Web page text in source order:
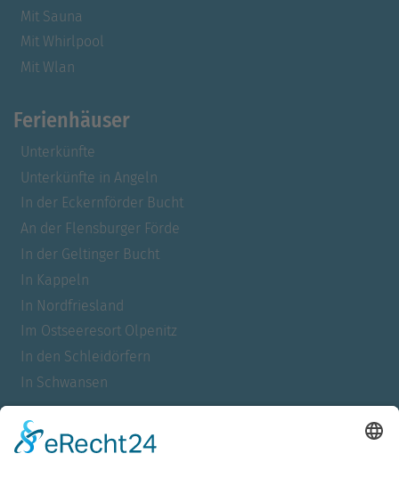
Mit Sauna
Mit Whirlpool
Mit Wlan
Ferienhäuser
Unterkünfte
Unterkünfte in Angeln
In der Eckernförder Bucht
An der Flensburger Förde
In der Geltinger Bucht
In Kappeln
In Nordfriesland
Im Ostseeresort Olpenitz
In den Schleidörfern
In Schwansen
Für Allergiker